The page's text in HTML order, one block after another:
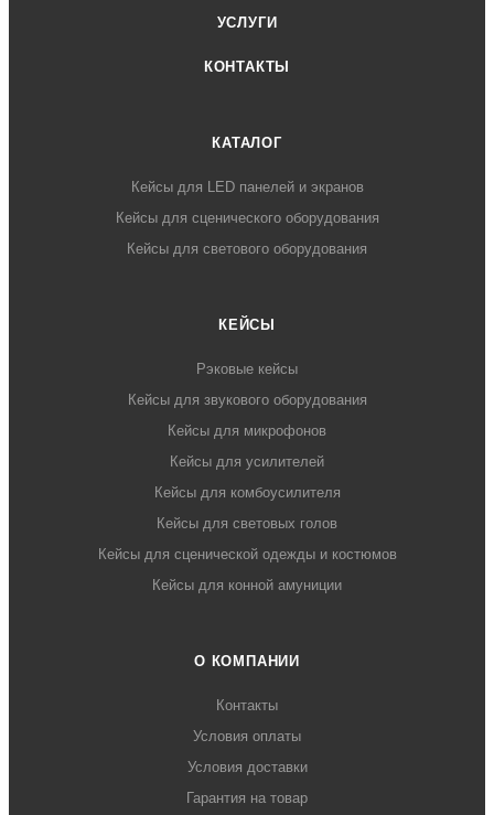
УСЛУГИ
КОНТАКТЫ
КАТАЛОГ
Кейсы для LED панелей и экранов
Кейсы для сценического оборудования
Кейсы для светового оборудования
КЕЙСЫ
Рэковые кейсы
Кейсы для звукового оборудования
Кейсы для микрофонов
Кейсы для усилителей
Кейсы для комбоусилителя
Кейсы для световых голов
Кейсы для сценической одежды и костюмов
Кейсы для конной амуниции
О КОМПАНИИ
Контакты
Условия оплаты
Условия доставки
Гарантия на товар